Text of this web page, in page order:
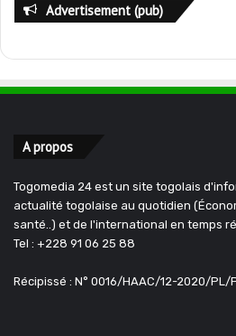
Advertisement (pub)
A propos
Togomedia 24 est un site togolais
actualité togolaise au quotidien
santé..) et de l'international en temps
Tel : +228 91 06 25 88
Récipissé : N° 0016/HAAC/12-2020/PL/